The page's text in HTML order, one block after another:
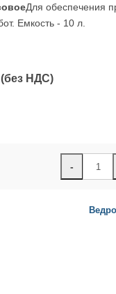
Для обеспечения
Емкость - 10 л.
НДС)
-